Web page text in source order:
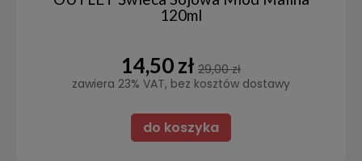
120ml
14,50 zł 29,00 zł
zawiera 23% VAT, bez kosztów dostawy
do koszyka